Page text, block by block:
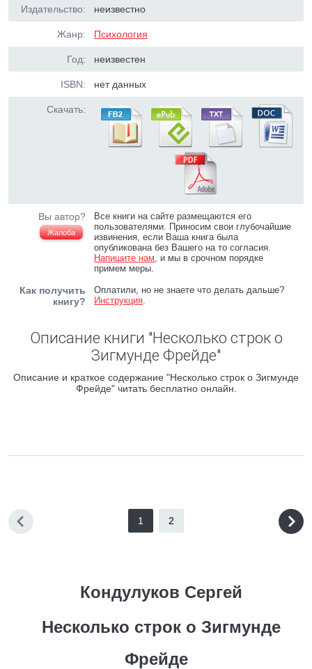
Издательство: неизвестно
Жанр: Психология
Год: неизвестен
ISBN: нет данных
Скачать:
Вы автор?
Жалоба
Все книги на сайте размещаются его
пользователями. Приносим свои глубочайшие
извинения, если Ваша книга была
опубликована без Вашего на то согласия.
Напишите нам, и мы в срочном порядке
примем меры.
Как получить
книгу?
Оплатили, но не знаете что делать дальше?
Инструкция.
Описание книги "Несколько строк о
Зигмунде Фрейде"
Описание и краткое содержание "Несколько строк о Зигмунде
Фрейде" читать бесплатно онлайн.
1 2
Кондулуков Сергей
Несколько строк о Зигмунде
Фрейде